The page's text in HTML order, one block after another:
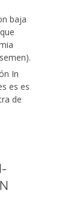
baja
In
es es
de